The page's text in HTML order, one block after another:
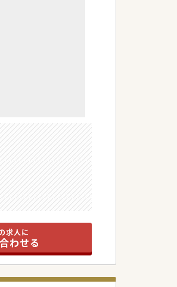
求人に
わせる